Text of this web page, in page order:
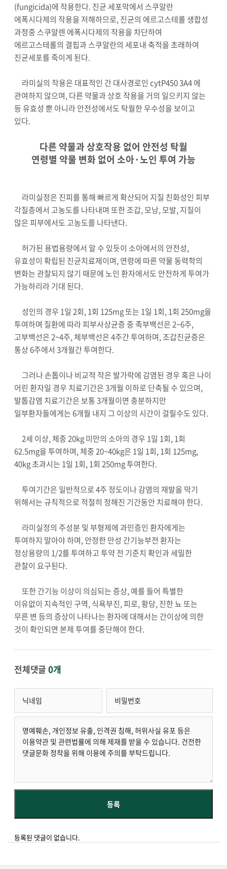
(fungicida)에 작용한다. 진균 세포막에서 스쿠알란
에폭시다제의 작용을 저해하므로, 진균의 에르고스테롤 생합성
과정중 스쿠알렌 에폭시다제의 작용을 차단하여
에르고스테롤의 결핍과 스쿠알란의 세포내 축적을 초래하여
진균세포를 죽이게 된다.
라미실의 작용은 대표적인 간 대사경로인 cytP450 3A4 에
관여하지 않으며, 다른 약물과 상호 작용을 거의 일으키지 않는
등 유효성 뿐 아니라 안전성에서도 탁월한 우수성을 보이고
있다.
다른 약물과 상호작용 없어 안전성 탁월
연령별 약물 변화 없어 소아·노인 투여 가능
라미실정은 진피를 통해 빠르게 확산되어 지질 친화성인 피부
각질층에서 고농도를 나타내며 또한 조갑, 모낭, 모발, 지질이
많은 피부에서도 고농도를 나타낸다.
허가된 용법용량에서 알 수 있듯이 소아에서의 안전성,
유효성이 확립된 진균치료제이며, 연령에 따른 약물 동력학의
변화는 관찰되지 않기 때문에 노인 환자에서도 안전하게 투여가
가능하리라 기대 된다.
성인의 경우 1일 2회, 1회 125mg 또는 1일 1회, 1회 250mg을
투여하며 질환에 따라 피부사상균증 중 족부백선은 2~6주,
고부백선은 2~4주, 체부백선은 4주간 투여하며, 조갑진균증은
통상 6주에서 3개월간 투여한다.
그러나 손톱이나 비교적 작은 발가락에 감염된 경우 혹은 나이
어린 환자일 경우 치료기간은 3개월 이하로 단축될 수 있으며,
발톱감염 치료기간은 보통 3개월이면 충분하지만
일부환자들에게는 6개월 내지 그 이상의 시간이 걸릴수도 있다.
2세 이상, 체중 20kg 미만의 소아의 경우 1일 1회, 1회
62.5mg을 투여하며, 체중 20~40kg은 1일 1회, 1회 125mg,
40kg 초과시는 1일 1회, 1회 250mg 투여한다.
투여기간은 일반적으로 4주 정도이나 감염의 재발을 막기
위해서는 규칙적으로 적절히 정해진 기간동안 치료해야 한다.
라미실정의 주성분 및 부형제에 과민증인 환자에게는
투여하지 말아야 하며, 안정한 만성 간기능부전 환자는
정상용량의 1/2를 투여하고 투약 전 기준치 확인과 세밀한
관찰이 요구된다.
또한 간기능 이상이 의심되는 증상, 예를 들어 특별한
이유없이 지속적인 구역, 식욕부진, 피로, 황당, 진한 뇨 또는
무른 변 등의 증상이 나타나는 환자에 대해서는 간이상에 의한
것이 확인되면 본제 투여를 중단해야 한다.
전체댓글 0개
등록된 댓글이 없습니다.